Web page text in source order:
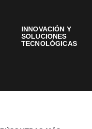
INNOVACIÓN Y
SOLUCIONES
TECNOLÓGICAS